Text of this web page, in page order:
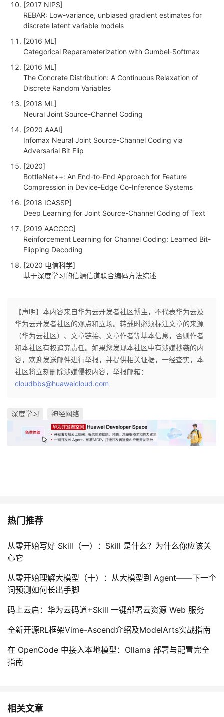
[2017 NIPS]
REBAR: Low-variance, unbiased gradient estimates for
discrete latent variable models
[2016 ML]
Categorical Reparameterization with Gumbel-Softmax
[2016 ML]
The Concrete Distribution: A Continuous Relaxation of
Discrete Random Variables
[2018 ML]
Neural Joint Source-Channel Coding
[2020 AAAI]
Infomax Neural Joint Source-Channel Coding via
Adversarial Bit Flip
[2020]
BottleNet++: An End-to-End Approach for Feature
Compression in Device-Edge Co-Inference Systems
[2018 ICASSP]
Deep Learning for Joint Source-Channel Coding of Text
[2019 AACCCC]
Reinforcement Learning for Channel Coding: Learned Bit-
Flipping Decoding
[2020 电信科学]
基于深度学习的信源信道联合编码方法综述
【声明】本内容来自华为云开发者社区博主，不代表华为云及
华为云开发者社区的观点和立场。转载时必须标注文章的来源
（华为云社区）、文章链接、文章作者等基本信息，否则作者
和本社区有权追究责任。如果您发现本社区中有涉嫌抄袭的内
容，欢迎发送邮件进行举报，并提供相关证据，一经查实，本
社区将立刻删除涉嫌侵权内容，举报邮箱：
cloudbbs@huaweicloud.com
深度学习 神经网络
热门推荐
从零开始写好 Skill（一）：Skill 是什么？为什么你应该关
心它
从零开始理解大模型（十）：从大模型到 Agent——下一个
词预测如何长出手脚
码上云启：华为云码道+Skill 一键部署云资源 Web 服务
全新开源RL框架Vime-Ascend介绍及ModelArts实战指南
在 OpenCode 中接入本地模型：Ollama 部署与配置完全
指南
相关文章